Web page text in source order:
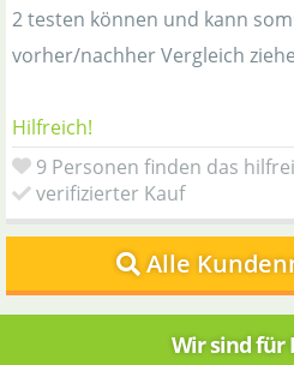
2 testen können und kann
vorher/nachher Vergleich
Hilfreich!
9 Personen finden das
verifizierter Kauf
Alle
Wir sind für